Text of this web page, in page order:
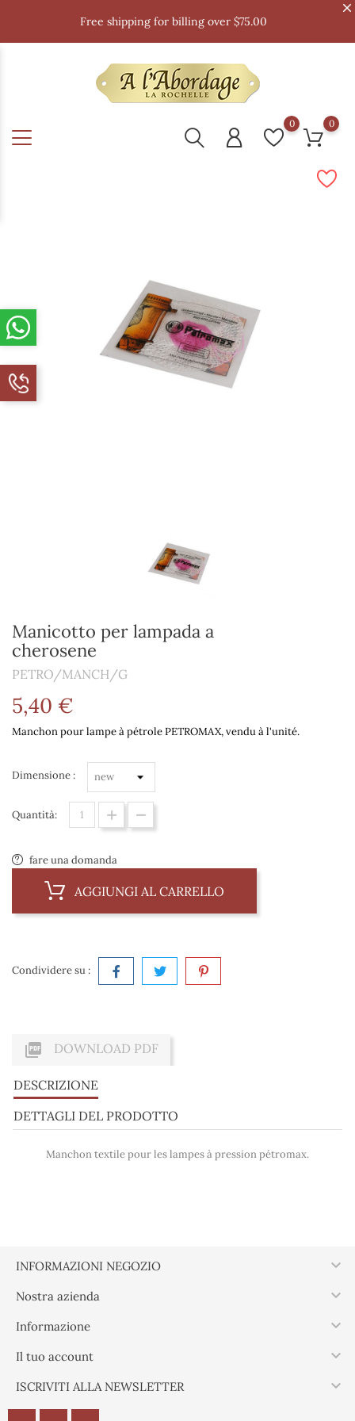
Free shipping for billing over $75.00
0 0
Manicotto per lampada a
cherosene
PETRO/MANCH/G
5,40 €
Manchon pour lampe à pétrole PETROMAX, vendu à l'unité.
Dimensione :
Quantità:
fare una domanda
AGGIUNGI AL CARRELLO
Condividere su :
 DOWNLOAD PDF
DESCRIZIONE
DETTAGLI DEL PRODOTTO
Manchon textile pour les lampes à pression pétromax.
INFORMAZIONI NEGOZIO 
Nostra azienda 
Informazione 
Il tuo account 
ISCRIVITI ALLA NEWSLETTER 